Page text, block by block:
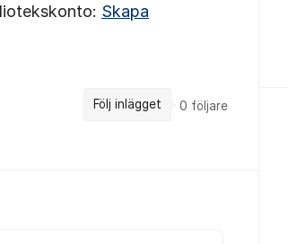
Skapa
Följ inlägget 0 följare